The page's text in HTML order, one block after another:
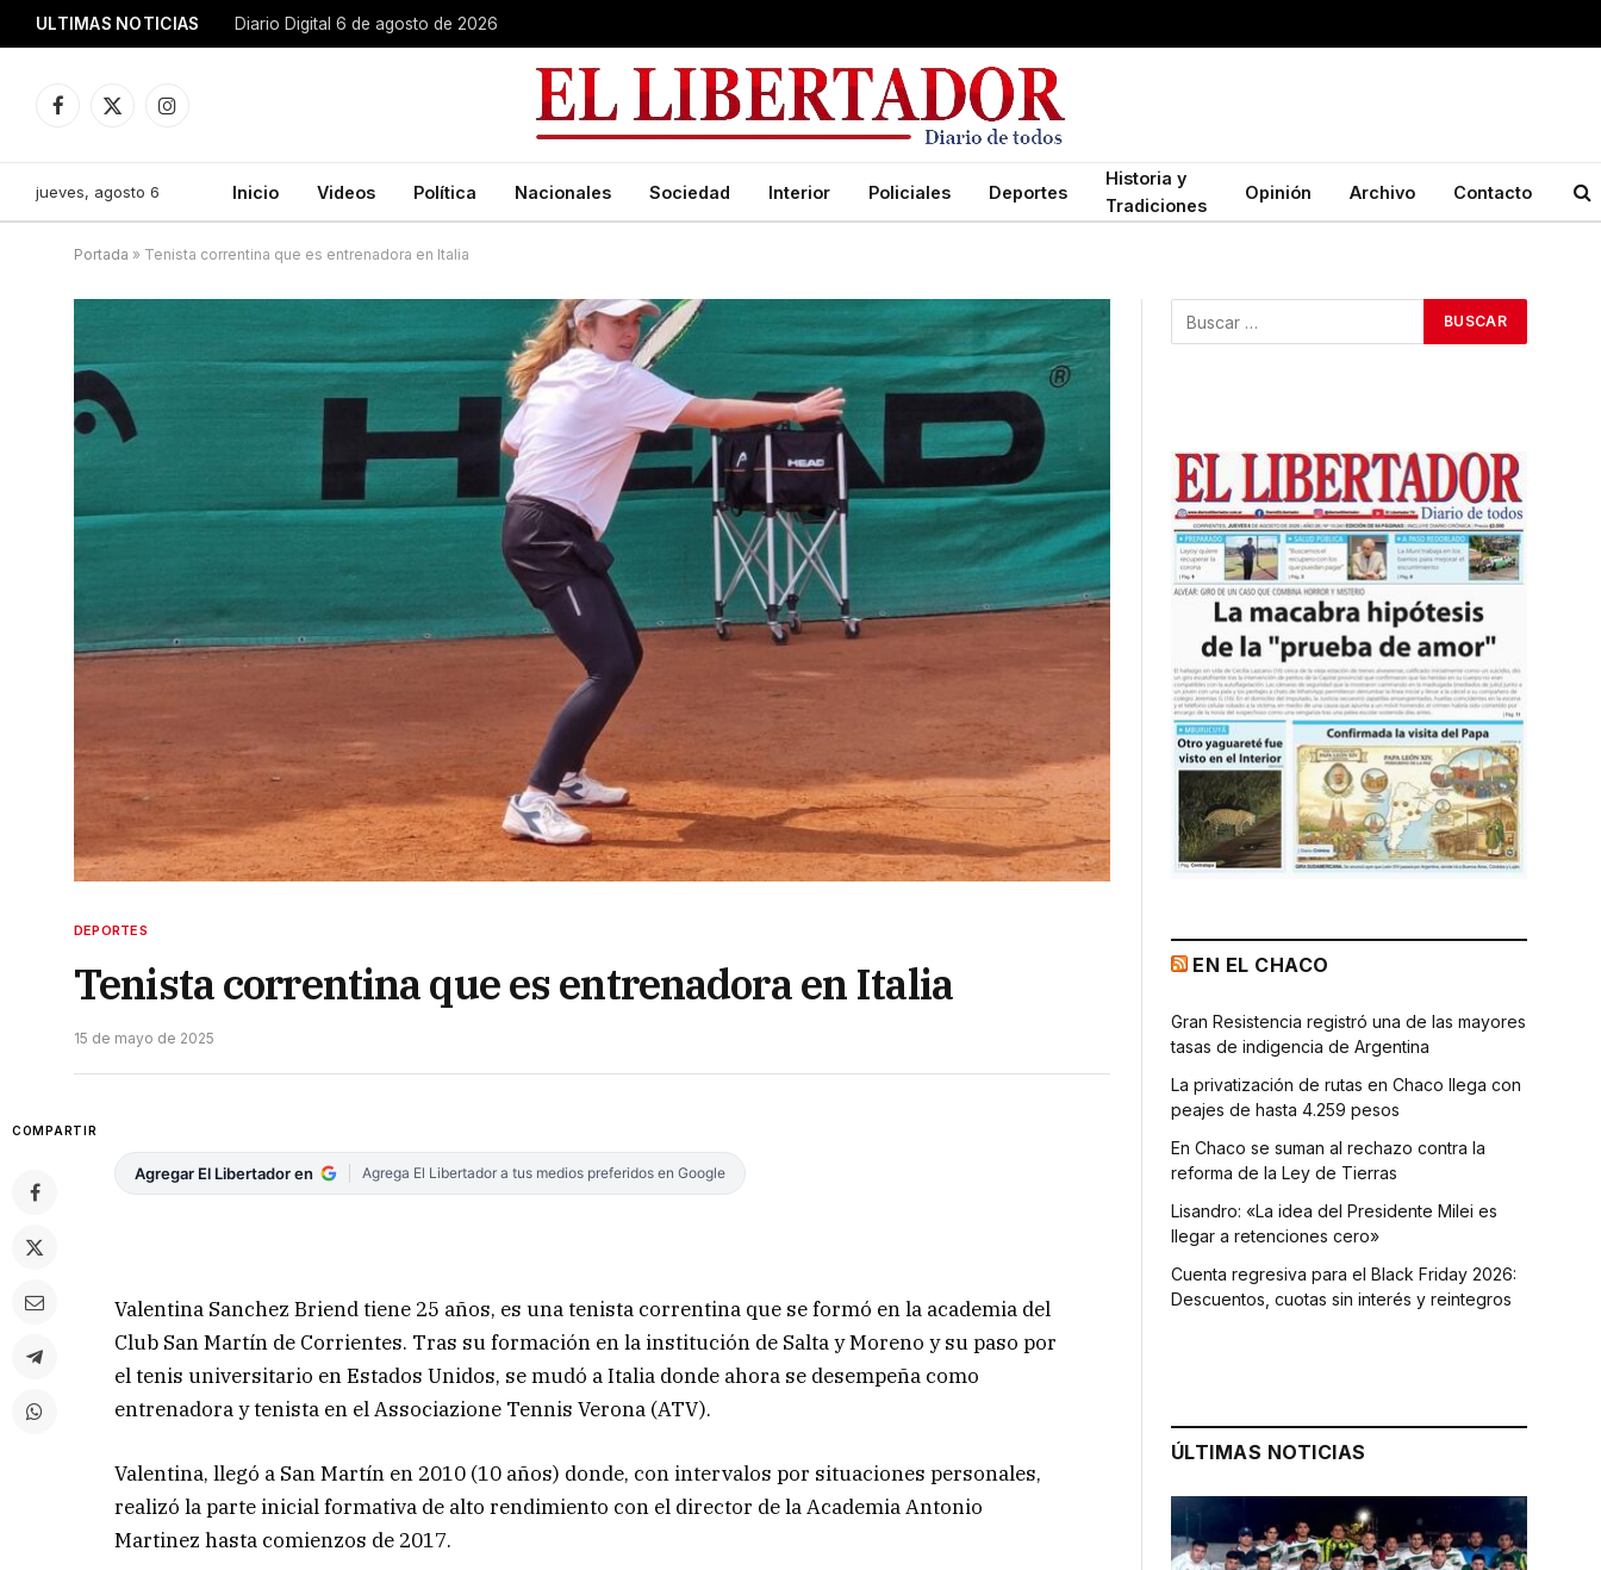
ULTIMAS NOTICIAS Diario Digital 6 de agosto de 2026
Facebook
X
Instagram
jueves, agosto 6 Inicio Videos Política Nacionales Sociedad Interior Policiales Deportes
Historia y
Tradiciones
Opinión Archivo Contacto
Portada » Tenista correntina que es entrenadora en Italia
DEPORTES
Tenista correntina que es entrenadora en Italia
15 de mayo de 2025
COMPARTIR
Agregar El Libertador en Agrega El Libertador a tus medios preferidos en Google
Valentina Sanchez Briend tiene 25 años, es una tenista correntina que se formó en la academia del
Club San Martín de Corrientes. Tras su formación en la institución de Salta y Moreno y su paso por
el tenis universitario en Estados Unidos, se mudó a Italia donde ahora se desempeña como
entrenadora y tenista en el Associazione Tennis Verona (ATV).
Valentina, llegó a San Martín en 2010 (10 años) donde, con intervalos por situaciones personales,
realizó la parte inicial formativa de alto rendimiento con el director de la Academia Antonio
Martinez hasta comienzos de 2017.
EN EL CHACO
Gran Resistencia registró una de las mayores
tasas de indigencia de Argentina
La privatización de rutas en Chaco llega con
peajes de hasta 4.259 pesos
En Chaco se suman al rechazo contra la
reforma de la Ley de Tierras
Lisandro: «La idea del Presidente Milei es
llegar a retenciones cero»
Cuenta regresiva para el Black Friday 2026:
Descuentos, cuotas sin interés y reintegros
ÚLTIMAS NOTICIAS